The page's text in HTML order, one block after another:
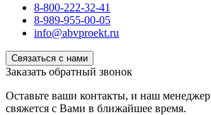
8-800-222-32-41
8-989-955-00-05
info@abvproekt.ru
Связаться с нами
Заказать обратный звонок
Оставьте ваши контакты, и наш менеджер
свяжется с Вами в ближайшее время.